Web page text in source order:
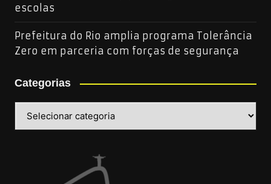
escolas
Prefeitura do Rio amplia programa Tolerância
Zero em parceria com forças de segurança
Categorias